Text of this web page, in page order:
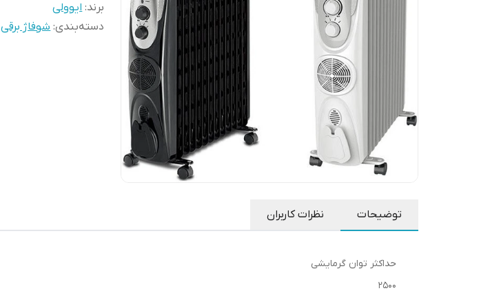
برند: ایوولی
دسته‌بندی:شوفاژ برقی
توضیحات نظرات کاربران
حداکثر توان گرمایشی
2500